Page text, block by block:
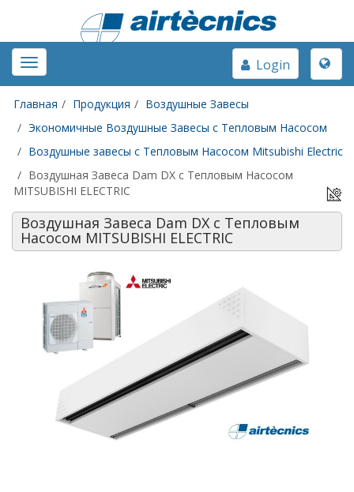
Toggle
navigation
Toggle
Login
Главная Продукция
Воздушные Завесы
Экономичные Воздушные Завесы с Тепловым Насосом
Воздушные завесы с Тепловым Насосом Mitsubishi Electric
Воздушная Завеса Dam DX с Тепловым Насосом
MITSUBISHI ELECTRIC
Воздушная Завеса Dam DX с Тепловым
Насосом MITSUBISHI ELECTRIC